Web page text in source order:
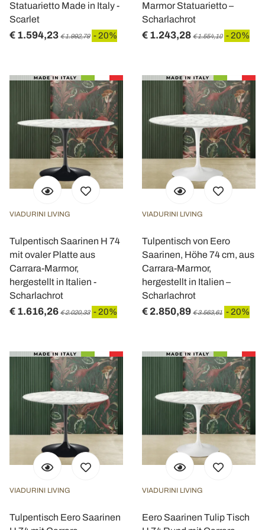
informazioni sul modo in cui utilizza il nostro sito con i
pubblicità e social media, i quali potrebbero combinarle
Statuarietto Made in Italy -
Scarlet
€ 1.594,23 € 1.992,79 - 20%
Marmor Statuarietto –
Scharlachrot
€ 1.243,28 € 1.554,10 - 20%
VIADURINI LIVING
Tulpentisch Saarinen H 74
mit ovaler Platte aus
Carrara-Marmor,
hergestellt in Italien -
Scharlachrot
€ 1.616,26 € 2.020,33 - 20%
VIADURINI LIVING
Tulpentisch von Eero
Saarinen, Höhe 74 cm, aus
Carrara-Marmor,
hergestellt in Italien –
Scharlachrot
€ 2.850,89 € 3.563,61 - 20%
VIADURINI LIVING
Tulpentisch Eero Saarinen
VIADURINI LIVING
Eero Saarinen Tulip Tisch